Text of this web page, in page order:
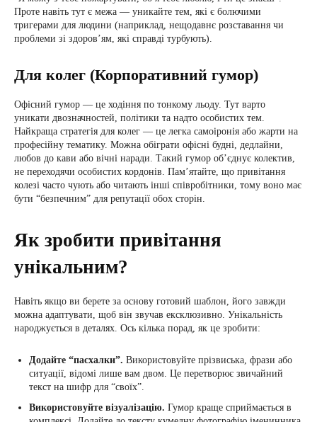
Проте навіть тут є межа — уникайте тем, які є болючими
тригерами для людини (наприклад, нещодавнє розставання чи
проблеми зі здоров’ям, які справді турбують).
Для колег (Корпоративний гумор)
Офісний гумор — це ходіння по тонкому льоду. Тут варто
уникати двозначностей, політики та надто особистих тем.
Найкраща стратегія для колег — це легка самоіронія або жарти на
професійну тематику. Можна обіграти офісні будні, дедлайни,
любов до кави або вічні наради. Такий гумор об’єднує колектив,
не переходячи особистих кордонів. Пам’ятайте, що привітання
колезі часто чують або читають інші співробітники, тому воно має
бути “безпечним” для репутації обох сторін.
Як зробити привітання
унікальним?
Навіть якщо ви берете за основу готовий шаблон, його завжди
можна адаптувати, щоб він звучав ексклюзивно. Унікальність
народжується в деталях. Ось кілька порад, як це зробити:
Додайте “пасхалки”. Використовуйте прізвиська, фрази або
ситуації, відомі лише вам двом. Це перетворює звичайний
текст на шифр для “своїх”.
Використовуйте візуалізацію. Гумор краще сприймається в